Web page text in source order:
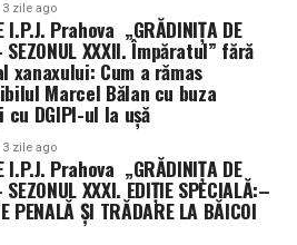
3 zile ago
I.P.J. Prahova „GRĂDINIȚA DE
SEZONUL XXXII. Împăratul” fără
xanaxului: Cum a rămas
Marcel Bălan cu buza
cu DGIPI-ul la ușă
3 zile ago
I.P.J. Prahova „GRĂDINIȚA DE
XXXI. EDIȚIE SPECIALĂ:–
PENALĂ ȘI TRĂDARE LA BĂICOI